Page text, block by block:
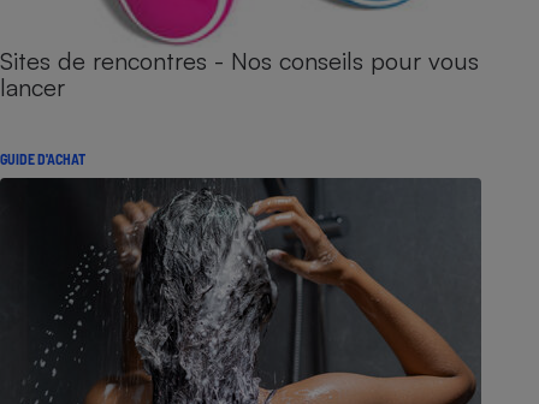
Sites de rencontres - Nos conseils pour vous
lancer
GUIDE D'ACHAT